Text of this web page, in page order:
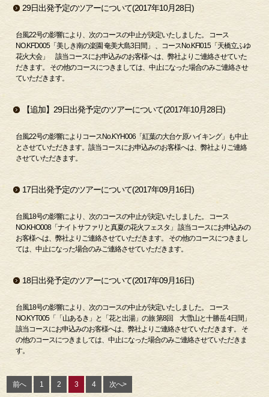
29日出発予定のツアーについて(2017年10月28日)
台風22号の影響により、次のコースの中止が決定いたしました。 コース
NO.KFD005「美しき南の楽園 奄美大島3日間」 、コースNo.KFI015「天橋立ふゆ
花火大会」 該当コースにお申込みのお客様へは、弊社よりご連絡させていた
だきます。 その他のコースにつきましては、中止になった場合のみご連絡させ
ていただきます。
【追加】29日出発予定のツアーについて(2017年10月28日)
台風22号の影響によりコースNo.KYH006「紅葉の大台ケ原ハイキング」も中止
とさせていただきます。該当コースにお申込みのお客様へは、弊社よりご連絡
させていただきます。
17日出発予定のツアーについて(2017年09月16日)
台風18号の影響により、次のコースの中止が決定いたしました。 コース
NO.KHO008「ナイトサファリと真夏の花火フェスタ」 該当コースにお申込みの
お客様へは、弊社よりご連絡させていただきます。 その他のコースにつきまし
ては、中止になった場合のみご連絡させていただきます。
18日出発予定のツアーについて(2017年09月16日)
台風18号の影響により、次のコースの中止が決定いたしました。 コース
NO.KYT005「「山あるき」と「花と出湯」の旅 第8回 大雪山と十勝岳 4日間」
該当コースにお申込みのお客様へは、弊社よりご連絡させていただきます。 そ
の他のコースにつきましては、中止になった場合のみご連絡させていただきま
す。
前へ 1 2 3 4 次へ>